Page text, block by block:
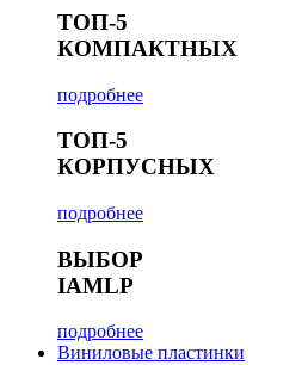
ТОП-5
КОМПАКТНЫХ
подробнее
ТОП-5
КОРПУСНЫХ
подробнее
ВЫБОР
IAMLP
подробнее
Виниловые пластинки